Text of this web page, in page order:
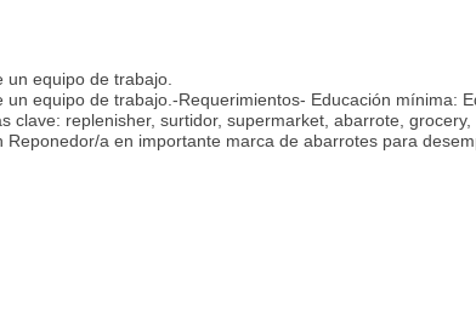
equipo de trabajo.
equipo de trabajo.-Requerimientos- Educación mínima:
clave: replenisher, surtidor, supermarket, abarrote, grocery,
a en importante marca de abarrotes para